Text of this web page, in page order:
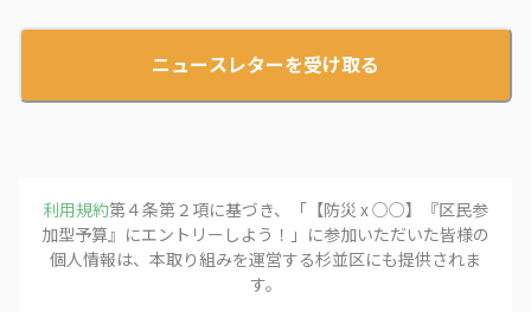
ニュースレターを受け取る
利用規約第４条第２項に基づき、「 【防災 x ○○】『区民参
加型予算』にエントリーしよう！ 」に参加いただいた皆様の
個人情報は、本取り組みを運営する杉並区にも提供されま
す。